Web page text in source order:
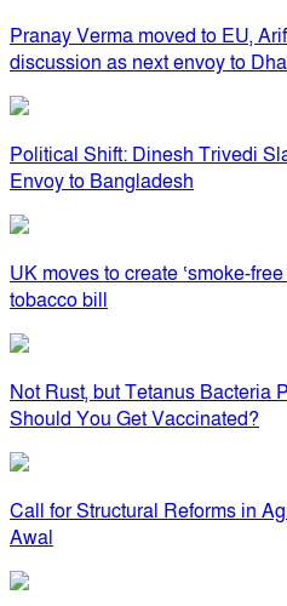
Pranay Verma moved to EU,
discussion as next envoy to
Political Shift: Dinesh Trivedi
Envoy to Bangladesh
UK moves to create ‘smoke-
tobacco bill
Not Rust, but Tetanus Bacteria
Should You Get Vaccinated?
Call for Structural Reforms in
Awal